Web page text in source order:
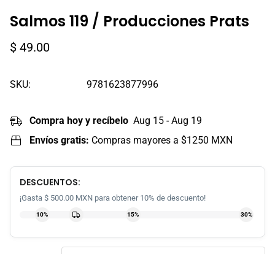
Salmos 119 / Producciones Prats
Precio
$ 49.00
SKU: 9781623877996
Compra hoy y recíbelo Aug 15 - Aug 19
Envíos gratis: Compras mayores a $1250 MXN
DESCUENTOS:
¡Gasta $ 500.00 MXN para obtener 10% de descuento!
10% 15% 30%